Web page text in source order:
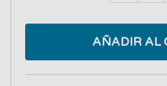
AÑADIR AL